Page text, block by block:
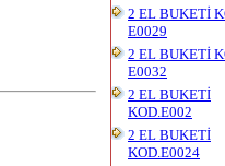
2 EL BUKETİ
E0029
2 EL BUKETİ
E0032
2 EL BUKETİ
KOD.E002
2 EL BUKETİ
KOD.E0024